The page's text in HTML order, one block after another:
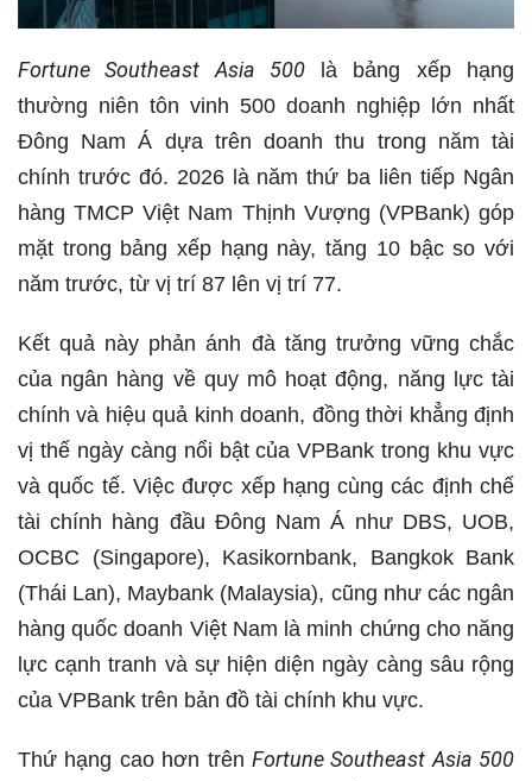
Fortune Southeast Asia 500là bảng xếp hạng
thường niên tôn vinh 500 doanh nghiệp lớn nhất
Đông Nam Á dựa trên doanh thu trong năm tài
chính trước đó. 2026 là năm thứ ba liên tiếp Ngân
hàng TMCP Việt Nam Thịnh Vượng (VPBank) góp
mặt trong bảng xếp hạng này, tăng 10 bậc so với
năm trước, từ vị trí 87 lên vị trí 77.
Kết quả này phản ánh đà tăng trưởng vững chắc
của ngân hàng về quy mô hoạt động, năng lực tài
chính và hiệu quả kinh doanh, đồng thời khẳng định
vị thế ngày càng nổi bật của VPBank trong khu vực
và quốc tế. Việc được xếp hạng cùng các định chế
tài chính hàng đầu Đông Nam Á như DBS, UOB,
OCBC (Singapore), Kasikornbank, Bangkok Bank
(Thái Lan), Maybank (Malaysia), cũng như các ngân
hàng quốc doanh Việt Nam là minh chứng cho năng
lực cạnh tranh và sự hiện diện ngày càng sâu rộng
của VPBank trên bản đồ tài chính khu vực.
Thứ hạng cao hơn trên Fortune Southeast Asia 500